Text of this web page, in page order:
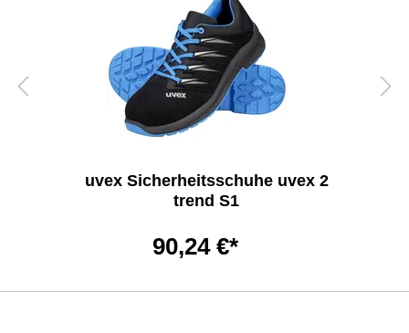
uvex Sicherheitsschuhe uvex 2
trend S1
90,24 €*